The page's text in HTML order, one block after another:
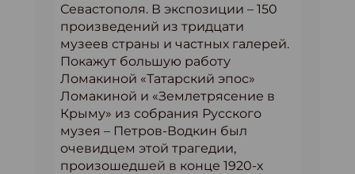
Севастополя. В экспозиции – 150
произведений из тридцати
музеев страны и частных галерей.
Покажут большую работу
Ломакиной «Татарский эпос»
Ломакиной и «Землетрясение в
Крыму» из собрания Русского
музея – Петров-Водкин был
очевидцем этой трагедии,
произошедшей в конце 1920-х